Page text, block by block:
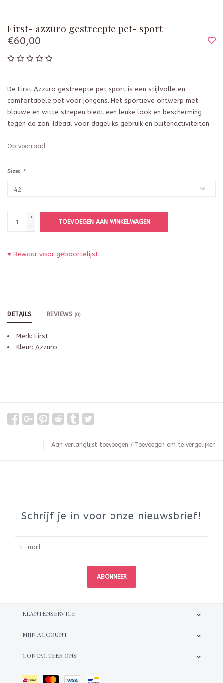
First- azzuro gestreepte pet- sport
€60,00
De First Azzuro gestreepte pet sport is een stijlvolle en
comfortabele pet voor jongens. Het sportieve ontwerp met
blauwe en witte strepen biedt een leuke look en bescherming
tegen de zon. Ideaal voor dagelijks gebruik en buitenactiviteiten.
Op voorraad
Size: *
+
-
TOEVOEGEN AAN WINKELWAGEN
♥ Bewaar voor geboortelijst
DETAILS REVIEWS (0)
Merk: First
Kleur: Azzuro
Aan verlanglijst toevoegen / Toevoegen om te vergelijken
Schrijf je in voor onze nieuwsbrief!
ABONNEER
KLANTENSERVICE
MIJN ACCOUNT
CONTACTEER ONS